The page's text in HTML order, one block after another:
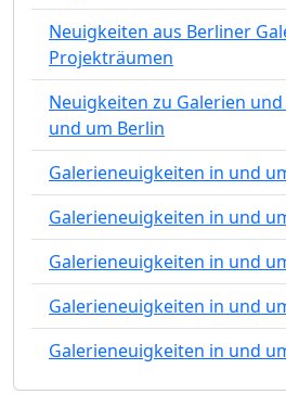
Neuigkeiten aus Berliner
Projekträumen
Neuigkeiten zu Galerien
und um Berlin
Galerieneuigkeiten in und
Galerieneuigkeiten in und
Galerieneuigkeiten in und
Galerieneuigkeiten in und
Galerieneuigkeiten in und